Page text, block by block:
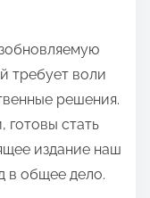
требует воли
решения.
стать
издание наш
в общее дело.